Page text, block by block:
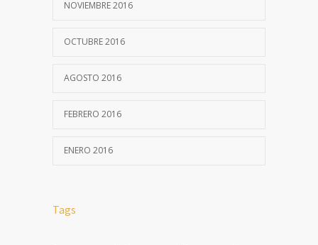
NOVIEMBRE 2016
OCTUBRE 2016
AGOSTO 2016
FEBRERO 2016
ENERO 2016
Tags